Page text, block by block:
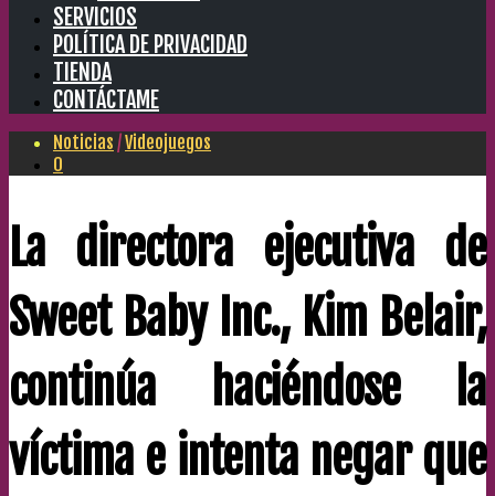
SERVICIOS
POLÍTICA DE PRIVACIDAD
TIENDA
CONTÁCTAME
Noticias /Videojuegos
0
La directora ejecutiva de
Sweet Baby Inc., Kim Belair,
continúa haciéndose la
víctima e intenta negar que